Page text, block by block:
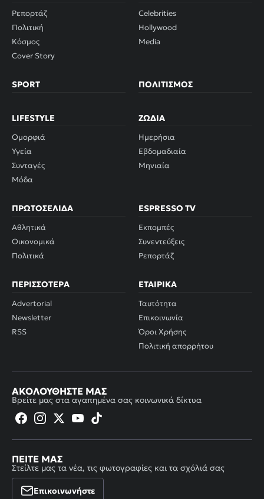
Ρεπορτάζ
Πολιτική
Κόσμος
Cover Story
Celebrities
Hollywood
Media
SPORT ΠΟΛΙΤΙΣΜΌΣ
LIFESTYLE
Ομορφιά
Υγεία
Συνταγές
Μόδα
ΖΏΔΙΑ
Ημερήσια
Εβδομαδιαία
Μηνιαία
ΠΡΩΤΟΣΈΛΙΔΑ
Αθλητικά
Οικονομικά
Πολιτικά
ESPRESSO TV
Εκπομπές
Συνεντεύξεις
Ρεπορτάζ
ΠΕΡΙΣΣΌΤΕΡΑ
Advertorial
Newsletter
RSS
ΕΤΑΙΡΙΚΆ
Ταυτότητα
Επικοινωνία
Όροι Χρήσης
Πολιτική απορρήτου
ΑΚΟΛΟΥΘΉΣΤΕ ΜΑΣ
Βρείτε μας στα αγαπημένα σας κοινωνικά δίκτυα
ΠΕΊΤΕ ΜΑΣ
Στείλτε μας τα νέα, τις φωτογραφίες και τα σχόλιά σας
Επικοινωνήστε